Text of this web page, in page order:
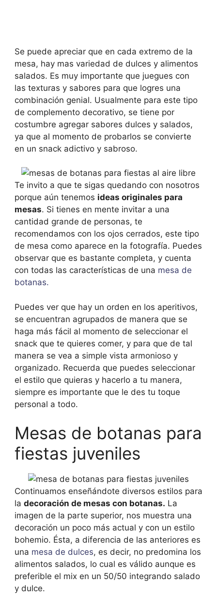
Se puede apreciar que en cada extremo de la
mesa, hay mas variedad de dulces y alimentos
salados. Es muy importante que juegues con
las texturas y sabores para que logres una
combinación genial. Usualmente para este tipo
de complemento decorativo, se tiene por
costumbre agregar sabores dulces y salados,
ya que al momento de probarlos se convierte
en un snack adictivo y sabroso.
Te invito a que te sigas quedando con nosotros
porque aún tenemos ideas originales para
mesas. Si tienes en mente invitar a una
cantidad grande de personas, te
recomendamos con los ojos cerrados, este tipo
de mesa como aparece en la fotografía. Puedes
observar que es bastante completa, y cuenta
con todas las características de una mesa de
botanas.
Puedes ver que hay un orden en los aperitivos,
se encuentran agrupados de manera que se
haga más fácil al momento de seleccionar el
snack que te quieres comer, y para que de tal
manera se vea a simple vista armonioso y
organizado. Recuerda que puedes seleccionar
el estilo que quieras y hacerlo a tu manera,
siempre es importante que le des tu toque
personal a todo.
Mesas de botanas para
fiestas juveniles
Continuamos enseñándote diversos estilos para
la decoración de mesas con botanas. La
imagen de la parte superior, nos muestra una
decoración un poco más actual y con un estilo
bohemio. Ésta, a diferencia de las anteriores es
una mesa de dulces, es decir, no predomina los
alimentos salados, lo cual es válido aunque es
preferible el mix en un 50/50 integrando salado
y dulce.